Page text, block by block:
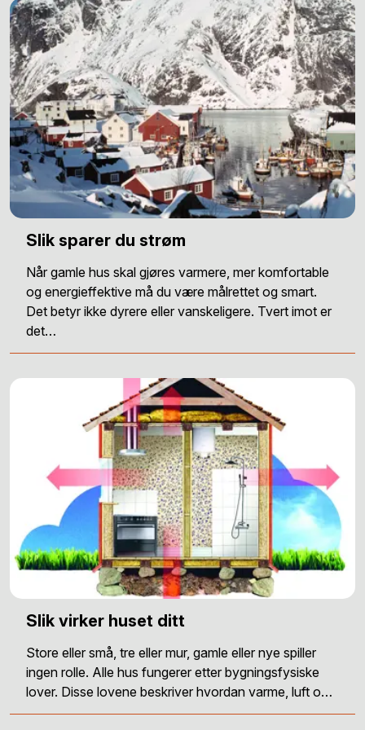
Slik sparer du strøm
Når gamle hus skal gjøres varmere, mer komfortable
og energieffektive må du være målrettet og smart.
Det betyr ikke dyrere eller vanskeligere. Tvert imot er
det…
Slik virker huset ditt
Store eller små, tre eller mur, gamle eller nye spiller
ingen rolle. Alle hus fungerer etter bygningsfysiske
lover. Disse lovene beskriver hvordan varme, luft o…